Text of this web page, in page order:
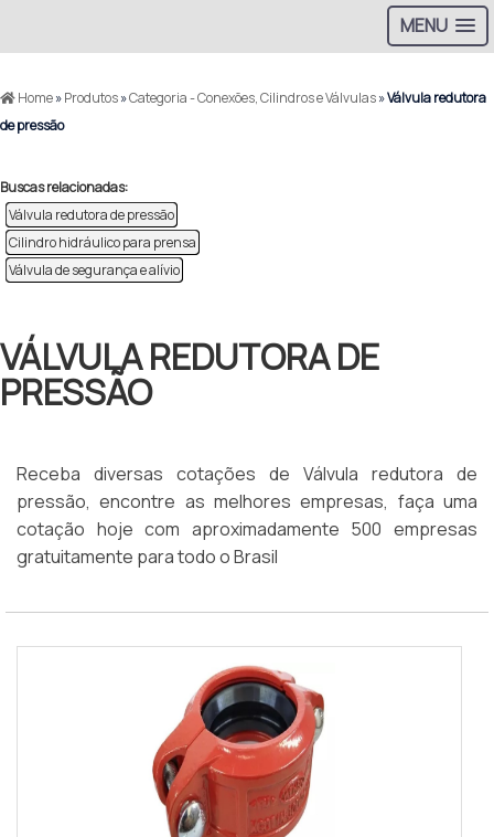
MENU
Home»Produtos»Categoria - Conexões, Cilindros e Válvulas»Válvula redutora
de pressão
Buscas relacionadas:
Válvula redutora de pressão
Cilindro hidráulico para prensa
Válvula de segurança e alívio
VÁLVULA REDUTORA DE
PRESSÃO
Receba diversas cotações de Válvula redutora de
pressão, encontre as melhores empresas, faça uma
cotação hoje com aproximadamente 500 empresas
gratuitamente para todo o Brasil